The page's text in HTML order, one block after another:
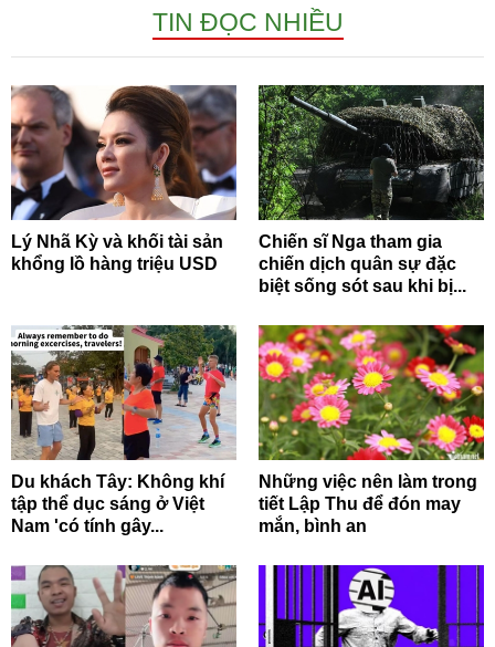
TIN ĐỌC NHIỀU
Lý Nhã Kỳ và khối tài sản
khổng lồ hàng triệu USD
Chiến sĩ Nga tham gia
chiến dịch quân sự đặc
biệt sống sót sau khi bị...
Du khách Tây: Không khí
tập thể dục sáng ở Việt
Nam 'có tính gây...
Những việc nên làm trong
tiết Lập Thu để đón may
mắn, bình an